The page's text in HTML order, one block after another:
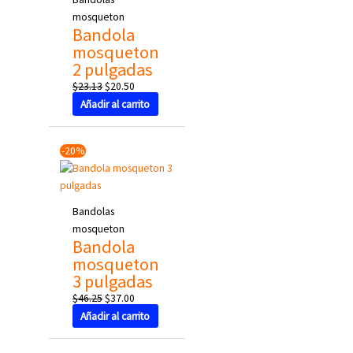
mosqueton
Bandola
mosqueton
2 pulgadas
$23.13$20.50
Añadir al carrito
-20%
Bandolas
mosqueton
Bandola
mosqueton
3 pulgadas
$46.25
was:
$37.00
is:
Añadir al carrito